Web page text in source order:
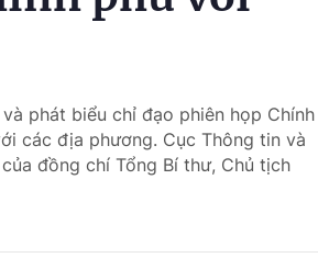
phát biểu chỉ đạo phiên họp Chính
các địa phương. Cục Thông tin và
đồng chí Tổng Bí thư, Chủ tịch